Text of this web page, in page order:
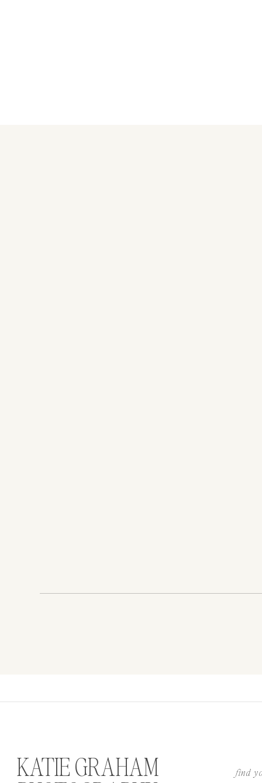
find
KATIE GRAHAM